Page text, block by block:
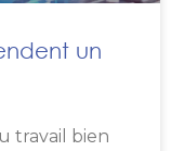
un
travail bien